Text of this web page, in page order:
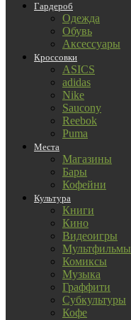
Гардероб
Одежда
Обувь
Аксессуары
Кроссовки
ASICS
adidas
Nike
Saucony
Reebok
Puma
Места
Магазины
Бары
Кофейни
Культура
Книги
Кино
Видеоигры
Мультфильмы
Комиксы
Музыка
Граффити
Субкультуры
Кофе